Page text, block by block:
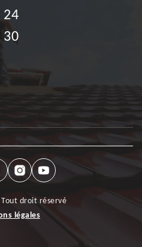
24
30
Tout droit réservé
légales